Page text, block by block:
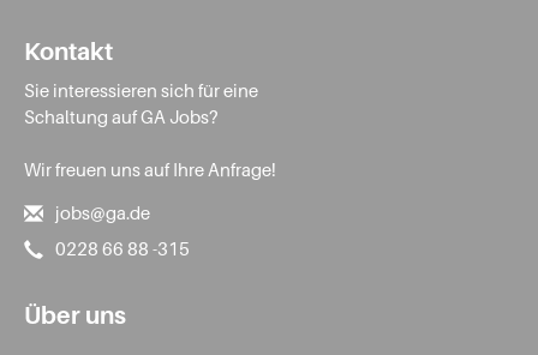
Kontakt
Sie interessieren sich für eine
Schaltung auf GA Jobs?
Wir freuen uns auf Ihre Anfrage!
jobs@ga.de
0228 66 88 -315
Über uns